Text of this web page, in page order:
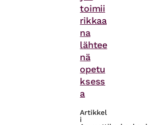
toimii
rikkaa
na
lähtee
nä
opetu
ksess
a
Artikkel
i